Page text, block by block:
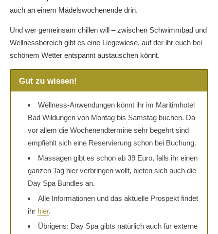
auch an einem Mädelswochenende drin.
Und wer gemeinsam chillen will – zwischen Schwimmbad und
Wellnessbereich gibt es eine Liegewiese, auf der ihr euch bei
schönem Wetter entspannt austauschen könnt.
Gut zu wissen!
Wellness-Anwendungen könnt ihr im Maritimhotel
Bad Wildungen von Montag bis Samstag buchen. Da
vor allem die Wochenendtermine sehr begehrt sind
empfiehlt sich eine Reservierung schon bei Buchung.
Massagen gibt es schon ab 39 Euro, falls ihr einen
ganzen Tag hier verbringen wollt, bieten sich auch die
Day Spa Bundles an.
Alle Informationen und das aktuelle Prospekt findet
ihr hier.
Übrigens: Day Spa gibts natürlich auch für externe